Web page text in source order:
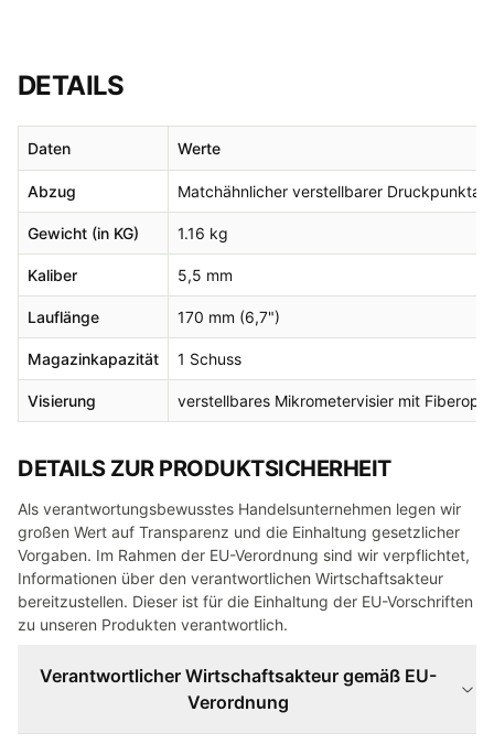
DETAILS
Daten Werte
Abzug Matchähnlicher verstellbarer
Gewicht (in KG) 1.16 kg
Kaliber 5,5 mm
Lauflänge 170 mm (6,7")
Magazinkapazität 1 Schuss
Visierung verstellbares Mikrometervisier mit
DETAILS ZUR PRODUKTSICHERHEIT
Als verantwortungsbewusstes Handelsunternehmen legen wir
großen Wert auf Transparenz und die Einhaltung gesetzlicher
Vorgaben. Im Rahmen der EU-Verordnung sind wir verpflichtet,
Informationen über den verantwortlichen Wirtschaftsakteur
bereitzustellen. Dieser ist für die Einhaltung der EU-Vorschriften
zu unseren Produkten verantwortlich.
Verantwortlicher Wirtschaftsakteur gemäß EU-
Verordnung